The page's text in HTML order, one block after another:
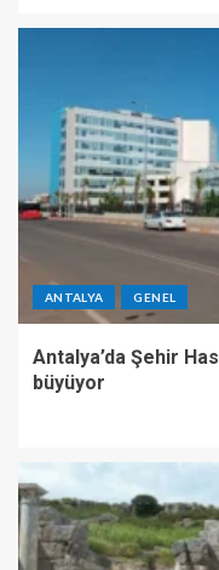
ANTALYA GENEL
Antalya’da Şehir
büyüyor